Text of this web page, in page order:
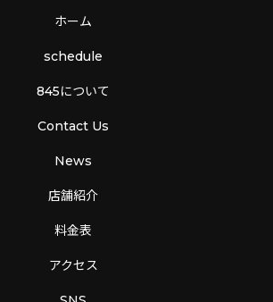
ホーム
schedule
845について
Contact Us
News
店舗紹介
料金表
アクセス